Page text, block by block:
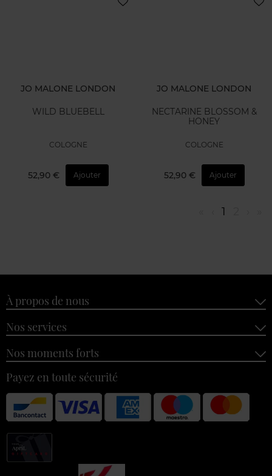
JO MALONE LONDON
WILD BLUEBELL
COLOGNE
52,90 € Ajouter
JO MALONE LONDON
NECTARINE BLOSSOM &
HONEY
COLOGNE
52,90 € Ajouter
1
À propos de nous
Nos services
Nos moments forts
Payez en toute sécurité